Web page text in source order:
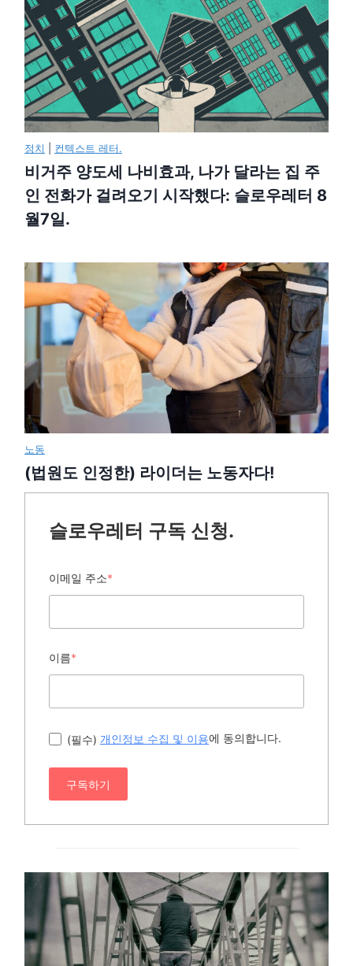
정치 컨텍스트 레터.
비거주 양도세 나비효과, 나가 달라는 집 주
인 전화가 걸려오기 시작했다: 슬로우레터 8
월7일.
노동
(법원도 인정한) 라이더는 노동자다!
슬로우레터 구독 신청.
이메일 주소*
이름*
(필수) 개인정보 수집 및 이용에 동의합니다.
구독하기